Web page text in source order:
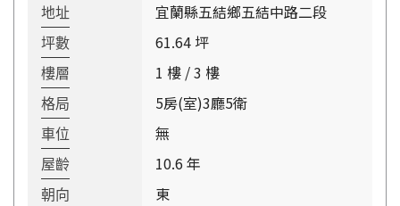
地址 宜蘭縣五結鄉五結中路二段
坪數 61.64 坪
樓層 1 樓 / 3 樓
格局 5房(室)3廳5衛
車位 無
屋齡 10.6 年
朝向 東